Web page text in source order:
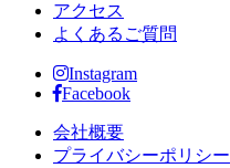
アクセス
よくあるご質問
Instagram
Facebook
会社概要
プライバシーポリシー